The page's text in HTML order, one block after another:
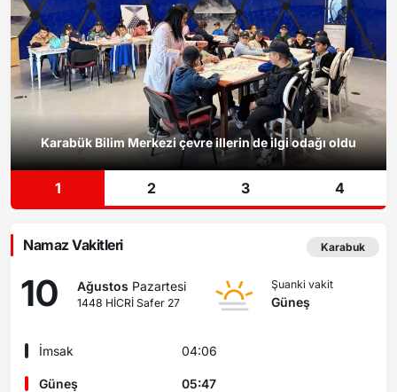
Karabük Bilim Merkezi çevre illerin de ilgi odağı oldu
1 2 3 4
Namaz Vakitleri Karabuk
10 Ağustos Pazartesi
1448 HİCRİ Safer 27
Şuanki vakit
Güneş
İmsak 04:06
Güneş 05:47